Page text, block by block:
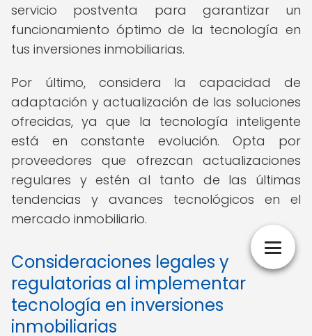
servicio postventa para garantizar un
funcionamiento óptimo de la tecnología en
tus inversiones inmobiliarias.
Por último, considera la capacidad de
adaptación y actualización de las soluciones
ofrecidas, ya que la tecnología inteligente
está en constante evolución. Opta por
proveedores que ofrezcan actualizaciones
regulares y estén al tanto de las últimas
tendencias y avances tecnológicos en el
mercado inmobiliario.
Consideraciones legales y
regulatorias al implementar
tecnología en inversiones
inmobiliarias